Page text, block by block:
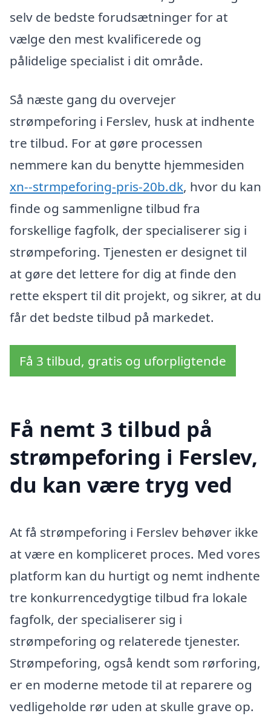
selv de bedste forudsætninger for at
vælge den mest kvalificerede og
pålidelige specialist i dit område.
Så næste gang du overvejer
strømpeforing i Ferslev, husk at indhente
tre tilbud. For at gøre processen
nemmere kan du benytte hjemmesiden
xn--strmpeforing-pris-20b.dk, hvor du kan
finde og sammenligne tilbud fra
forskellige fagfolk, der specialiserer sig i
strømpeforing. Tjenesten er designet til
at gøre det lettere for dig at finde den
rette ekspert til dit projekt, og sikrer, at du
får det bedste tilbud på markedet.
Få 3 tilbud, gratis og uforpligtende
Få nemt 3 tilbud på
strømpeforing i Ferslev,
du kan være tryg ved
At få strømpeforing i Ferslev behøver ikke
at være en kompliceret proces. Med vores
platform kan du hurtigt og nemt indhente
tre konkurrencedygtige tilbud fra lokale
fagfolk, der specialiserer sig i
strømpeforing og relaterede tjenester.
Strømpeforing, også kendt som rørforing,
er en moderne metode til at reparere og
vedligeholde rør uden at skulle grave op.